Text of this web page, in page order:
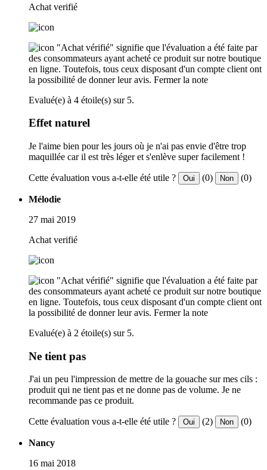
Achat verifié
"Achat vérifié" signifie que l'évaluation a été faite par
des consommateurs ayant acheté ce produit sur notre boutique
en ligne. Toutefois, tous ceux disposant d'un compte client ont
la possibilité de donner leur avis. Fermer la note
Evalué(e) à 4 étoile(s) sur 5.
Effet naturel
Je l'aime bien pour les jours où je n'ai pas envie d'être trop
maquillée car il est très léger et s'enlève super facilement !
Cette évaluation vous a-t-elle été utile ? Oui (0) Non (0)
Mélodie
27 mai 2019
Achat verifié
"Achat vérifié" signifie que l'évaluation a été faite par
des consommateurs ayant acheté ce produit sur notre boutique
en ligne. Toutefois, tous ceux disposant d'un compte client ont
la possibilité de donner leur avis. Fermer la note
Evalué(e) à 2 étoile(s) sur 5.
Ne tient pas
J'ai un peu l'impression de mettre de la gouache sur mes cils :
produit qui ne tient pas et ne donne pas de volume. Je ne
recommande pas ce produit.
Cette évaluation vous a-t-elle été utile ? Oui (2) Non (0)
Nancy
16 mai 2018